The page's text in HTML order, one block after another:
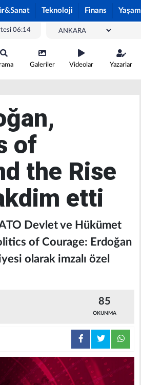
Teknoloji Finans Yaşam
06:14
Galeriler Videolar Yazarlar
of
the Rise
etti
Devlet ve Hükümet
of Courage: Erdoğan
olarak imzalı özel
85
OKUNMA